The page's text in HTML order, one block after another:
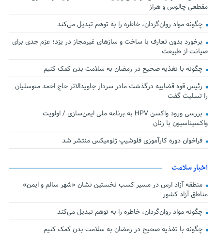
مقطعی چالوس و هراز
چگونه مواد روان‌گردان، خاطره را به توهم تبدیل می‌کند
برخورد بدون تعارف با ساخت‌ و سازهای غیرمجاز در یزد؛ عزم جدی برای
صیانت از طبیعت
چگونه با تغذیه صحیح در رمضان به سلامت بدن کمک کنیم
رئیس قوه قضاییه درگذشت مادر سردار جاویدالاثر حاج احمد متوسلیان
را تسلیت گفت
بررسی ورود واکسن HPV به برنامه ملی ایمن‌سازی / اولویت
واکسیناسیون با زنان
فراخوان دوره کارآموزی فلوشیپ ژنومیکس منتشر شد
اخبار سلامت
منطقه آزاد ارس در مسیر کسب نخستین نشان «شهر سالم و ایمن»
مناطق آزاد کشور
چگونه مواد روان‌گردان، خاطره را به توهم تبدیل می‌کند
چگونه با تغذیه صحیح در رمضان به سلامت بدن کمک کنیم